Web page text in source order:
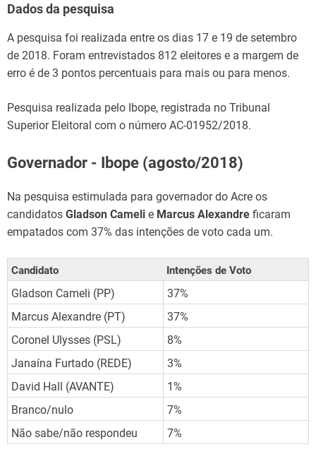
Dados da pesquisa
A pesquisa foi realizada entre os dias 17 e 19 de setembro
de 2018. Foram entrevistados 812 eleitores e a margem de
erro é de 3 pontos percentuais para mais ou para menos.
Pesquisa realizada pelo Ibope, registrada no Tribunal
Superior Eleitoral com o número AC-01952/2018.
Governador - Ibope (agosto/2018)
Na pesquisa estimulada para governador do Acre os
candidatos Gladson Cameli e Marcus Alexandre ficaram
empatados com 37% das intenções de voto cada um.
Candidato Intenções de Voto
Gladson Cameli (PP)
37%
Marcus Alexandre (PT)
37%
Coronel Ulysses (PSL)
8%
Janaína Furtado (REDE)
3%
David Hall (AVANTE)
1%
Branco/nulo
7%
Não sabe/não respondeu
7%